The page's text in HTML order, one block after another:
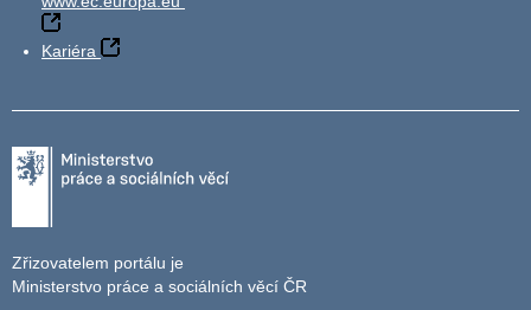
Kariéra
Zřizovatelem portálu je
Ministerstvo práce a sociálních věcí ČR